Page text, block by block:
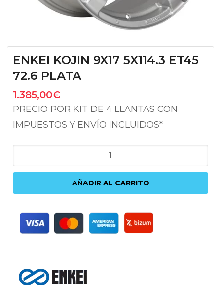
ENKEI KOJIN 9X17 5X114.3 ET45
72.6 PLATA
1.385,00€
PRECIO POR KIT DE 4 LLANTAS CON
IMPUESTOS Y ENVÍO INCLUIDOS*
KOJIN
5X114.3
72.6
PLATA
AÑADIR AL CARRITO